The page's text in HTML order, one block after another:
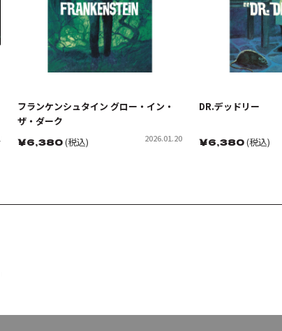
フランケンシュタイン グロー・イン・
ザ・ダーク
￥6,380(税込) 2026.01.20
DR.デッドリー
￥6,380(税込)